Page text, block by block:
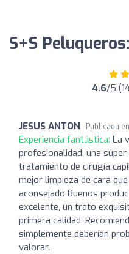
S+S
4.6/5
JESUS ANTON Publicada en
Experiencia fantástica: La
profesionalidad, una
tratamiento de cirugía
mejor limpieza de cara
aconsejado Buenos
excelente, un trato
primera calidad.
simplemente deberían
valorar.